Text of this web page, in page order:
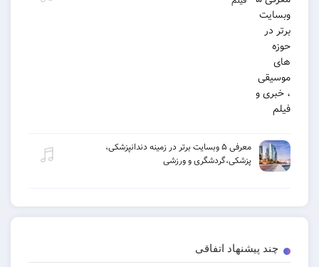
معرفی ۵ وبسایت برتر در زمینه دندانپزشکی،
پزشکی،گردشگری و ورزشی
اتفاقی